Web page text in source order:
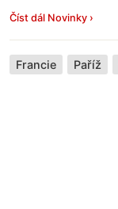
Číst dál Novinky ›
Francie Paříž